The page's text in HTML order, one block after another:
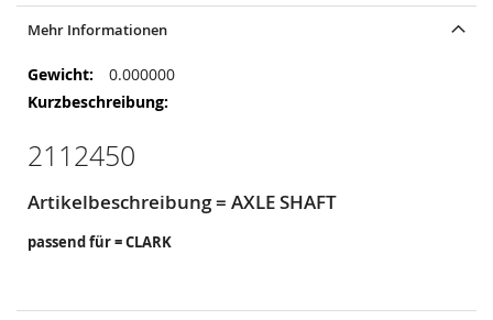
Mehr Informationen
Mehr
Informationen
0.000000
2112450
Artikelbeschreibung = AXLE SHAFT
passend für = CLARK